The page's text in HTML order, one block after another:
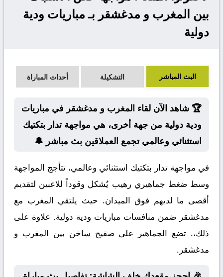
بين المغرب و مدغشقر بـ مباريات ودية
دولية
البث المباشر التشكيلة أحداث المباراة
🏆 شاهد الآن لقاء المغرب و مدغشقر في مباريات
ودية دولية من جهة أخرى، هي مواجهة تدار بتكتيك
استثنائي وعالمي تجمع العملاقين بث مباشر 🔔
في مواجهة تدار بتكتيك استثنائي وعالمي، تتأجج المواجهة
وسط ضغط جماهيري رهيب يُشكل وقوداً للاعبين لتقديم
أقصى ما لديهم فوق الميدان. حيث يلتقي المغرب مع
مدغشقر ضمن منافسات مباريات ودية دولية. علاوة على
ذلك،. تضع الجماهير على صفيح ساخن بين المغرب و
مدغشقر.